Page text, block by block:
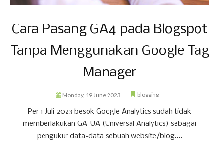
Cara Pasang GA4 pada Blogspot
Tanpa Menggunakan Google Tag
Manager
Monday, 19 June 2023 blogging
Per 1 Juli 2023 besok Google Analytics sudah tidak
memberlakukan GA-UA (Universal Analytics) sebagai
pengukur data-data sebuah website/blog....